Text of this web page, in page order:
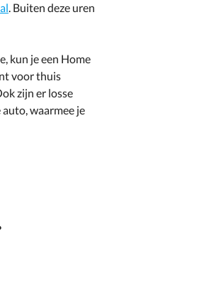
. Buiten deze uren
kun je een Home
voor thuis
zijn er losse
waarmee je